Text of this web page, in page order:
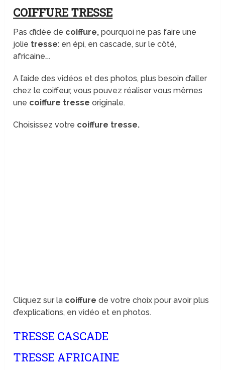
COIFFURE TRESSE
Pas d’idée de coiffure, pourquoi ne pas faire une
jolie tresse: en épi, en cascade, sur le côté,
africaine….
A l’aide des vidéos et des photos, plus besoin d’aller
chez le coiffeur, vous pouvez réaliser vous mêmes
une coiffure tresse originale.
Choisissez votre coiffure tresse.
Cliquez sur la coiffure de votre choix pour avoir plus
d’explications, en vidéo et en photos.
TRESSE CASCADE
TRESSE AFRICAINE